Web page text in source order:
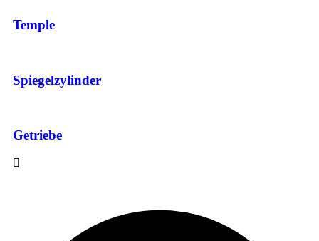
Temple
Spiegelzylinder
Getriebe